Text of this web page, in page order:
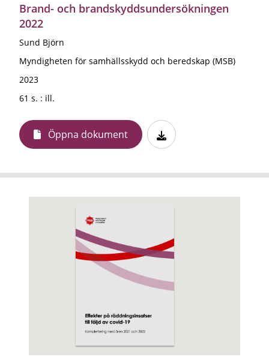
Brand- och brandskyddsundersökningen
2022
Sund Björn
Myndigheten för samhällsskydd och beredskap (MSB)
2023
61 s. : ill.
Öppna dokument